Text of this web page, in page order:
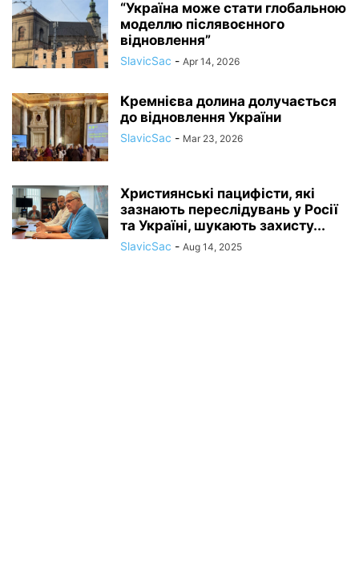
“Україна може стати глобальною
моделлю післявоєнного
відновлення”
SlavicSac - Apr 14, 2026
Кремнієва долина долучається
до відновлення України
SlavicSac - Mar 23, 2026
Християнські пацифісти, які
зазнають переслідувань у Росії
та Україні, шукають захисту...
SlavicSac - Aug 14, 2025